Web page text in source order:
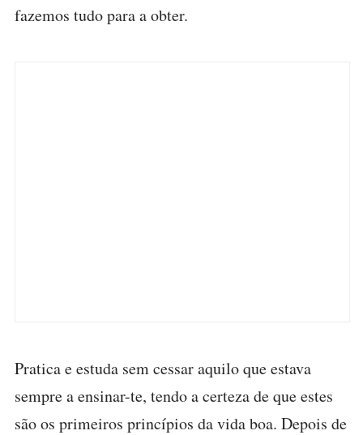
fazemos tudo para a obter.
Pratica e estuda sem cessar aquilo que estava
sempre a ensinar-te, tendo a certeza de que estes
são os primeiros princípios da vida boa. Depois de